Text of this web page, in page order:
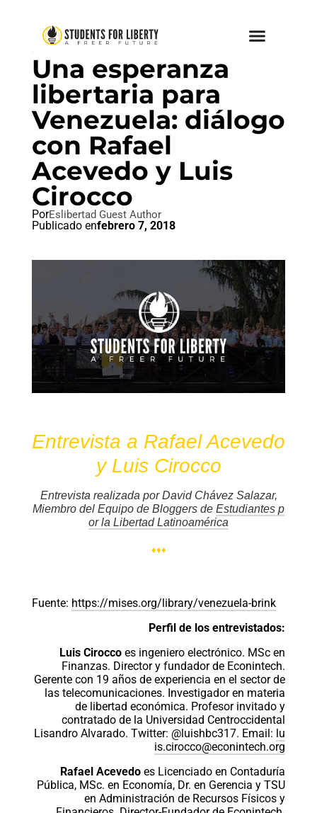
SIN CATEGORIZAR
Una esperanza
libertaria para
Venezuela: diálogo
con Rafael
Acevedo y Luis
Cirocco
PorEslibertad Guest Author
Publicado enfebrero 7, 2018
Entrevista a Rafael Acevedo
y Luis Cirocco
Entrevista realizada por David Chávez Salazar,
Miembro del Equipo de Bloggers de Estudiantes p
or la Libertad Latinoamérica
♦♦♦
Fuente: https://mises.org/library/venezuela-brink
Perfil de los entrevistados:
Luis Cirocco es ingeniero electrónico. MSc en
Finanzas. Director y fundador de Econintech.
Gerente con 19 años de experiencia en el sector de
las telecomunicaciones. Investigador en materia
de libertad económica. Profesor invitado y
contratado de la Universidad Centroccidental
Lisandro Alvarado. Twitter: @luishbc317. Email: lu
is.cirocco@econintech.org
Rafael Acevedo es Licenciado en Contaduría
Pública, MSc. en Economía, Dr. en Gerencia y TSU
en Administración de Recursos Físicos y